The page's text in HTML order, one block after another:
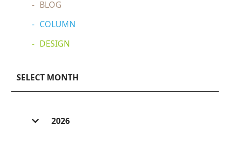
BLOG
COLUMN
DESIGN
SELECT MONTH
2026